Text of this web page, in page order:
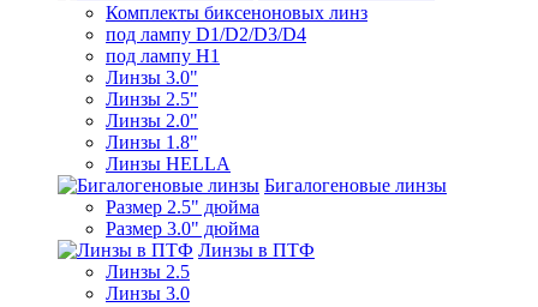
Комплекты биксеноновых линз
под лампу D1/D2/D3/D4
под лампу Н1
Линзы 3.0"
Линзы 2.5"
Линзы 2.0"
Линзы 1.8"
Линзы HELLA
Бигалогеновые линзы
Размер 2.5" дюйма
Размер 3.0" дюйма
Линзы в ПТФ
Линзы 2.5
Линзы 3.0